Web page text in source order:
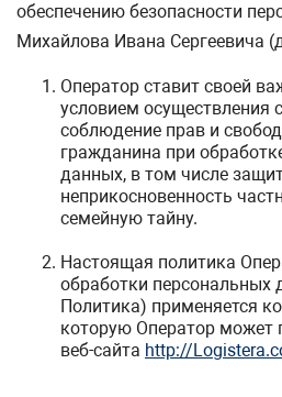
обеспечению безопасности
Михайлова Ивана Сергеевича
Оператор ставит своей
условием осуществления
соблюдение прав и
гражданина при
данных, в том числе
неприкосновенность
семейную тайну.
Настоящая политика
обработки персональных
Политика) применяется
которую Оператор может
веб-сайта http://